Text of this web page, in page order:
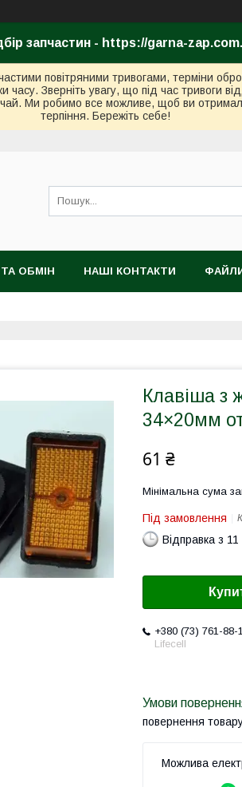
запчастин - https://garna-
повітряними тривогами, терміни
Зверніть увагу, що під час тривоги
Ми робимо все можливе, щоб ви
терпіння. Бережіть себе!
ОБМІН НАШІ КОНТАКТИ
Клавіша з
34×20мм
61 ₴
Мінімальна сума
Під замовлення
Відправка з
+380 (73) 761-88-
Lifecell
повернення